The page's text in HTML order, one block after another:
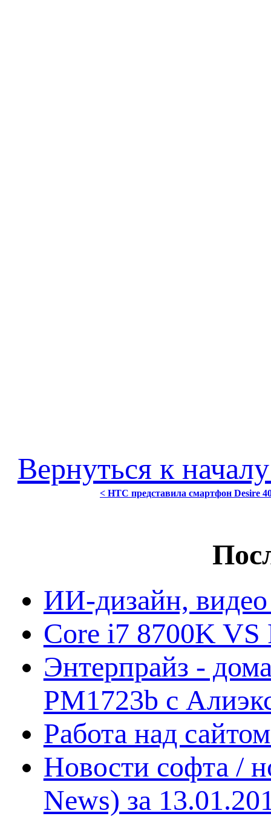
Вернуться к
< HTC представила смартфон Desire
ИИ-дизайн,
Core i7 8700K VS
Энтерпрайз -
PM1723b с
Работа над
Новости софта /
News) за